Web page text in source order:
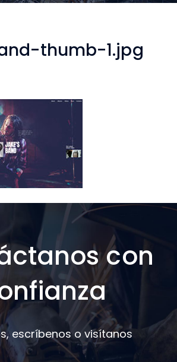
thumb-1.jpg
con
escríbenos o visítanos